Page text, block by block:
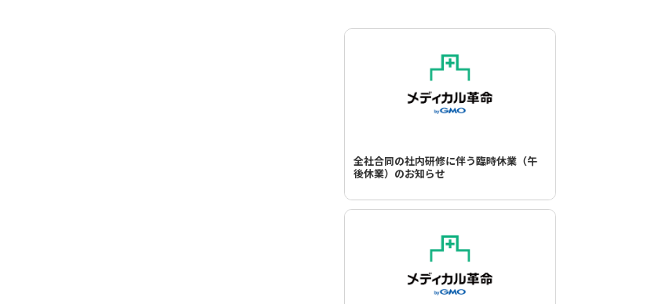
全社合同の社内研修に伴う臨時休業（午
後休業）のお知らせ